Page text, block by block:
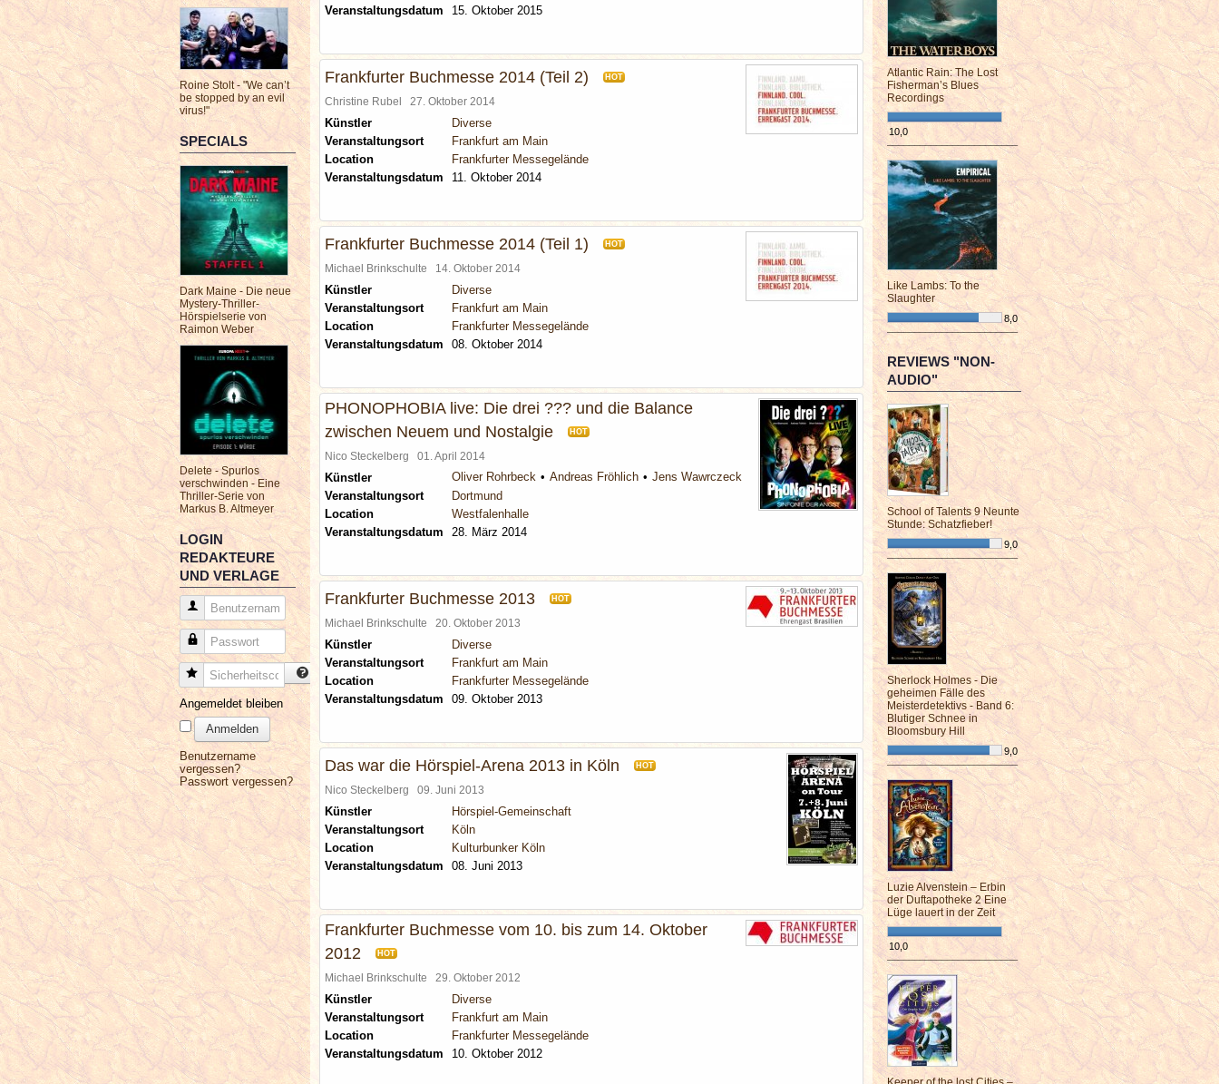
Roine Stolt - "We can’t
be stopped by an evil
virus!"
SPECIALS
Dark Maine - Die neue
Mystery-Thriller-
Hörspielserie von
Raimon Weber
Delete - Spurlos
verschwinden - Eine
Thriller-Serie von
Markus B. Altmeyer
LOGIN
REDAKTEURE
UND VERLAGE
Benutzername
Passwort
Sicherheitscode
Angemeldet bleiben
Anmelden
Benutzername
vergessen?
Passwort vergessen?
Veranstaltungsdatum
15. Oktober 2015
Frankfurter Buchmesse 2014 (Teil 2) HOT
Christine Rubel 27. Oktober 2014
Künstler
Diverse
Veranstaltungsort
Frankfurt am Main
Location
Frankfurter Messegelände
Veranstaltungsdatum
11. Oktober 2014
Frankfurter Buchmesse 2014 (Teil 1) HOT
Michael Brinkschulte 14. Oktober 2014
Künstler
Diverse
Veranstaltungsort
Frankfurt am Main
Location
Frankfurter Messegelände
Veranstaltungsdatum
08. Oktober 2014
PHONOPHOBIA live: Die drei ??? und die Balance
zwischen Neuem und Nostalgie
HOT
Nico Steckelberg 01. April 2014
Künstler Oliver Rohrbeck Andreas Fröhlich
Jens Wawrczeck
Veranstaltungsort
Dortmund
Location
Westfalenhalle
Veranstaltungsdatum
28. März 2014
Frankfurter Buchmesse 2013 HOT
Michael Brinkschulte 20. Oktober 2013
Künstler
Diverse
Veranstaltungsort
Frankfurt am Main
Location
Frankfurter Messegelände
Veranstaltungsdatum
09. Oktober 2013
Das war die Hörspiel-Arena 2013 in Köln HOT
Nico Steckelberg 09. Juni 2013
Künstler
Hörspiel-Gemeinschaft
Veranstaltungsort
Köln
Location
Kulturbunker Köln
Veranstaltungsdatum
08. Juni 2013
Frankfurter Buchmesse vom 10. bis zum 14. Oktober
2012
HOT
Michael Brinkschulte 29. Oktober 2012
Künstler
Diverse
Veranstaltungsort
Frankfurt am Main
Location
Frankfurter Messegelände
Veranstaltungsdatum
10. Oktober 2012
Atlantic Rain: The Lost
Fisherman’s Blues
Recordings
10,0
¯¯¯¯¯¯¯¯¯¯¯¯¯¯¯¯¯¯¯¯¯¯¯¯
Like Lambs: To the
Slaughter
8,0
¯¯¯¯¯¯¯¯¯¯¯¯¯¯¯¯¯¯¯¯¯¯¯¯
REVIEWS "NON-
AUDIO"
School of Talents 9 Neunte
Stunde: Schatzfieber!
9,0
¯¯¯¯¯¯¯¯¯¯¯¯¯¯¯¯¯¯¯¯¯¯¯¯
Sherlock Holmes - Die
geheimen Fälle des
Meisterdetektivs - Band 6:
Blutiger Schnee in
Bloomsbury Hill
9,0
¯¯¯¯¯¯¯¯¯¯¯¯¯¯¯¯¯¯¯¯¯¯¯¯
Luzie Alvenstein – Erbin
der Duftapotheke 2 Eine
Lüge lauert in der Zeit
10,0
¯¯¯¯¯¯¯¯¯¯¯¯¯¯¯¯¯¯¯¯¯¯¯¯